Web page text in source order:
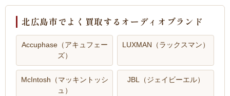
北広島市でよく買取するオーディオブランド
Accuphase（アキュフェー
ズ）
LUXMAN（ラックスマン）
McIntosh（マッキントッシ
ュ）
JBL（ジェイビーエル）